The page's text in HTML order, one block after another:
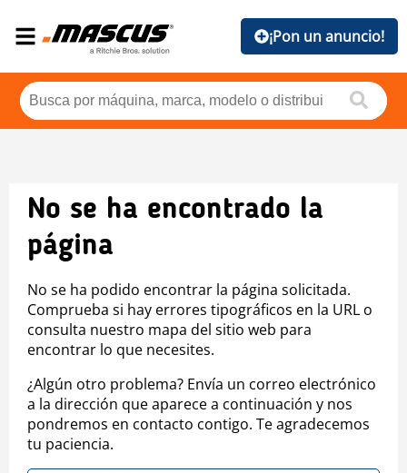
¡Pon un anuncio!
No se ha encontrado la
página
No se ha podido encontrar la página solicitada.
Comprueba si hay errores tipográficos en la URL o
consulta nuestro mapa del sitio web para
encontrar lo que necesites.
¿Algún otro problema? Envía un correo electrónico
a la dirección que aparece a continuación y nos
pondremos en contacto contigo. Te agradecemos
tu paciencia.